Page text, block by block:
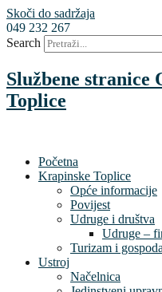
Skoči do sadržaja
049 232 267
Search
Službene stranice
Toplice
Početna
Krapinske Toplice
Opće informacije
Povijest
Udruge i društva
Udruge –
Turizam i
Ustroj
Načelnica